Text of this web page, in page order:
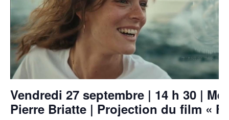
Vendredi 27 septembre | 14 h 30 |
Pierre Briatte | Projection du film «